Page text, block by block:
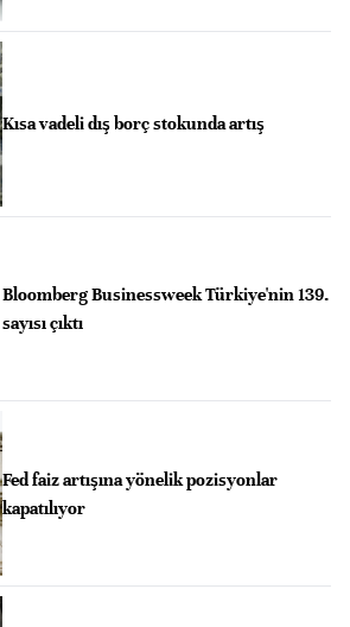
Kısa vadeli dış borç stokunda artış
Bloomberg Businessweek Türkiye'nin 139.
sayısı çıktı
Fed faiz artışına yönelik pozisyonlar
kapatılıyor